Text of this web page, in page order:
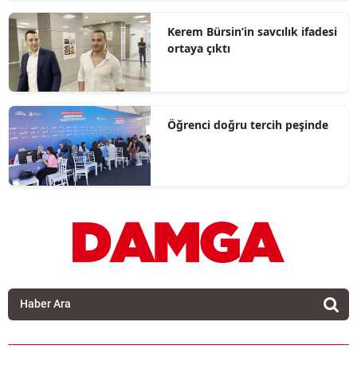
Kerem Bürsin’in savcılık ifadesi
ortaya çıktı
Öğrenci doğru tercih peşinde